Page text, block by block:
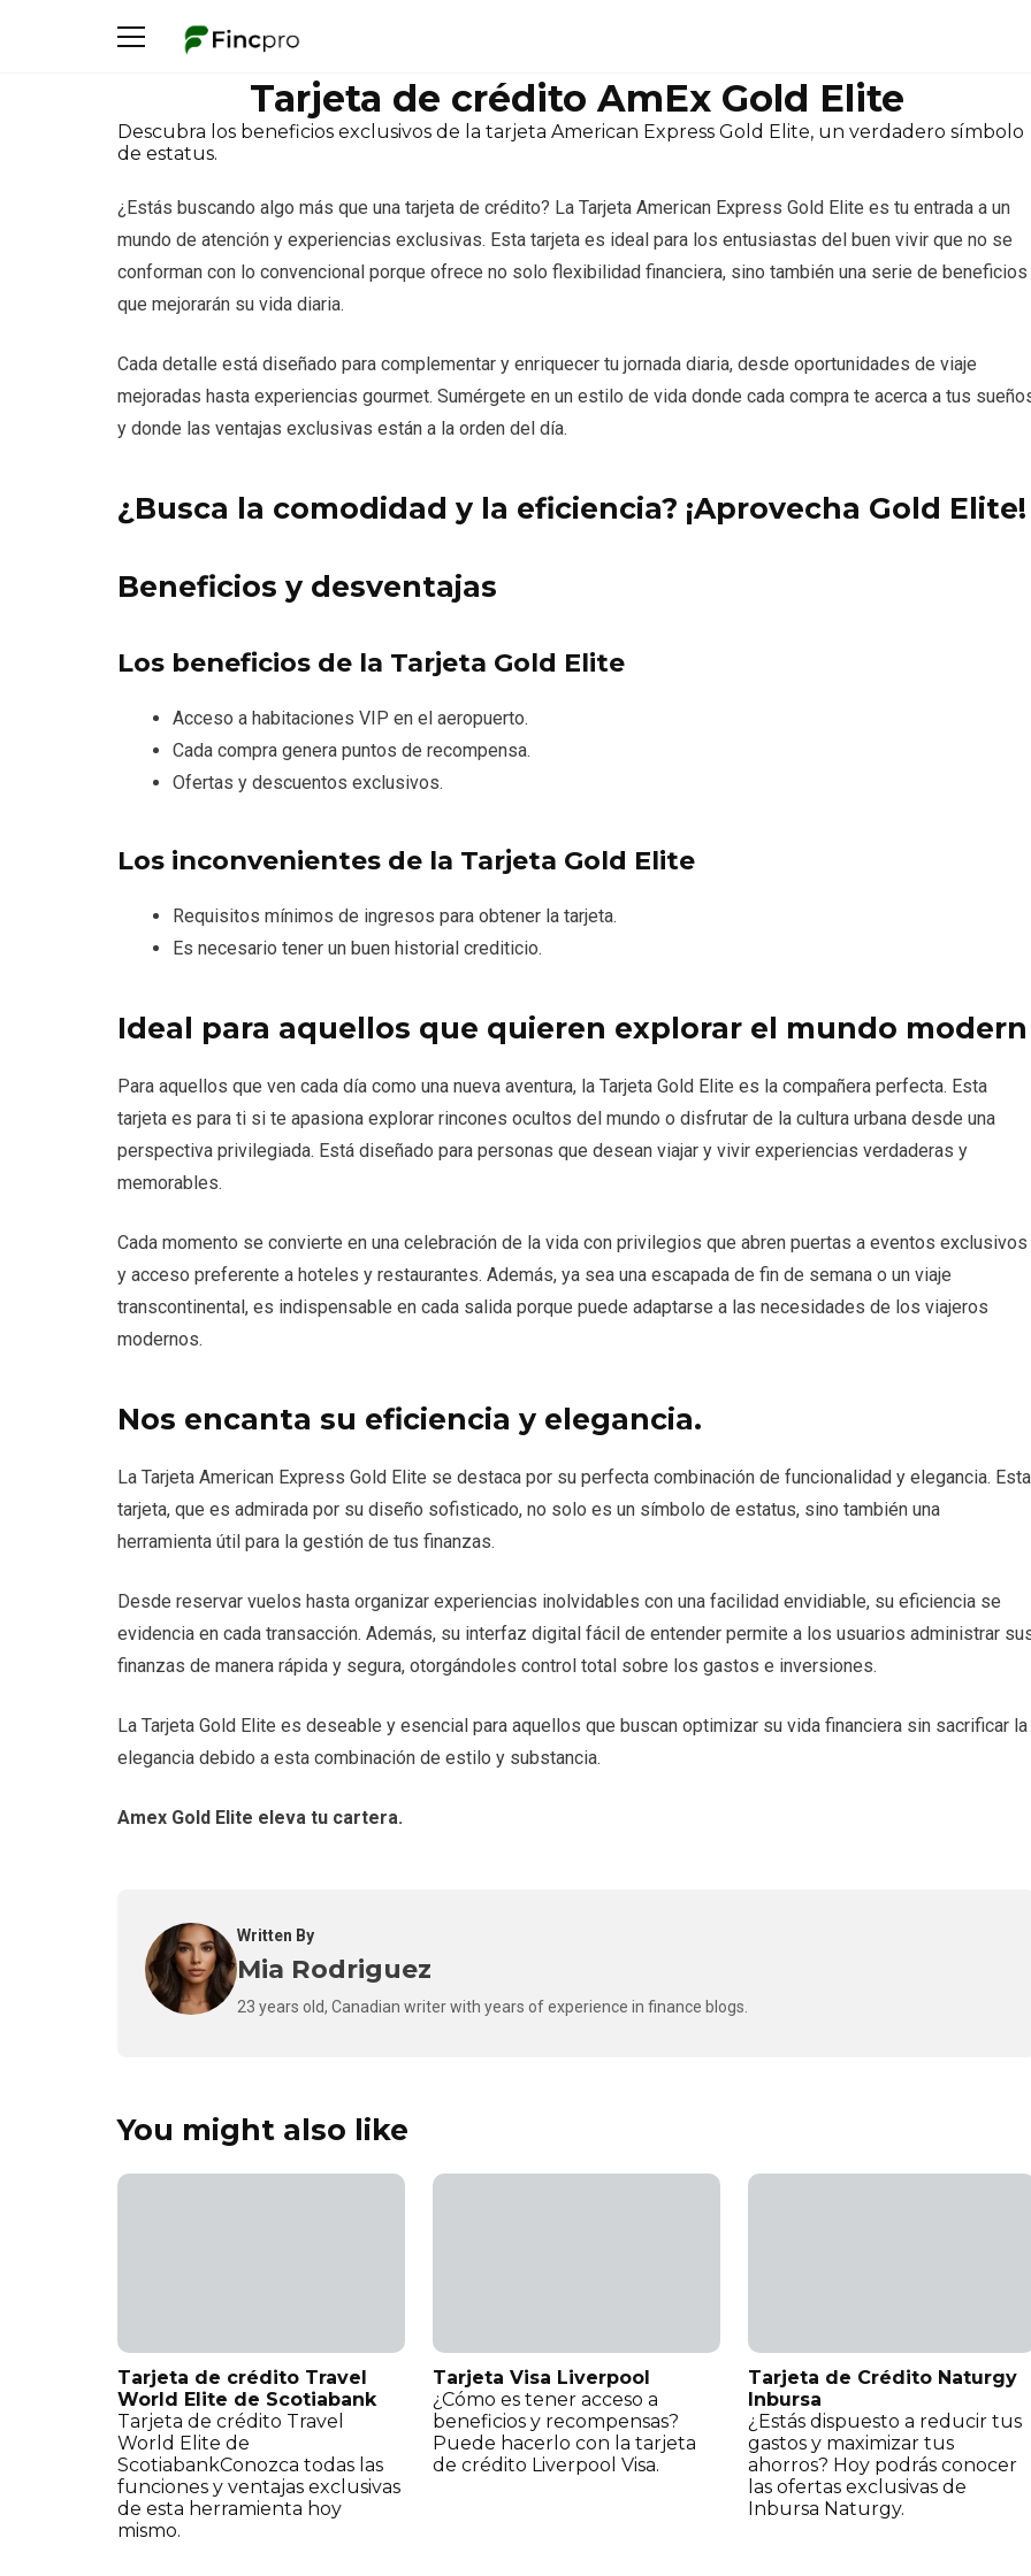
Tarjeta de crédito AmEx Gold Elite
Descubra los beneficios exclusivos de la tarjeta American Express Gold Elite, un verdadero símbolo
de estatus.
¿Estás buscando algo más que una tarjeta de crédito? La Tarjeta American Express Gold Elite es tu entrada a un
mundo de atención y experiencias exclusivas. Esta tarjeta es ideal para los entusiastas del buen vivir que no se
conforman con lo convencional porque ofrece no solo flexibilidad financiera, sino también una serie de beneficios
que mejorarán su vida diaria.
Cada detalle está diseñado para complementar y enriquecer tu jornada diaria, desde oportunidades de viaje
mejoradas hasta experiencias gourmet. Sumérgete en un estilo de vida donde cada compra te acerca a tus
y donde las ventajas exclusivas están a la orden del día.
¿Busca la comodidad y la eficiencia? ¡Aprovecha Gold Elite!
Beneficios y desventajas
Los beneficios de la Tarjeta Gold Elite
Acceso a habitaciones VIP en el aeropuerto.
Cada compra genera puntos de recompensa.
Ofertas y descuentos exclusivos.
Los inconvenientes de la Tarjeta Gold Elite
Requisitos mínimos de ingresos para obtener la tarjeta.
Es necesario tener un buen historial crediticio.
Ideal para aquellos que quieren explorar el mundo modern
Para aquellos que ven cada día como una nueva aventura, la Tarjeta Gold Elite es la compañera perfecta. Esta
tarjeta es para ti si te apasiona explorar rincones ocultos del mundo o disfrutar de la cultura urbana desde una
perspectiva privilegiada. Está diseñado para personas que desean viajar y vivir experiencias verdaderas y
memorables.
Cada momento se convierte en una celebración de la vida con privilegios que abren puertas a eventos exclusivos
y acceso preferente a hoteles y restaurantes. Además, ya sea una escapada de fin de semana o un viaje
transcontinental, es indispensable en cada salida porque puede adaptarse a las necesidades de los viajeros
modernos.
Nos encanta su eficiencia y elegancia.
La Tarjeta American Express Gold Elite se destaca por su perfecta combinación de funcionalidad y elegancia. Esta
tarjeta, que es admirada por su diseño sofisticado, no solo es un símbolo de estatus, sino también una
herramienta útil para la gestión de tus finanzas.
Desde reservar vuelos hasta organizar experiencias inolvidables con una facilidad envidiable, su eficiencia se
evidencia en cada transacción. Además, su interfaz digital fácil de entender permite a los usuarios administrar
finanzas de manera rápida y segura, otorgándoles control total sobre los gastos e inversiones.
La Tarjeta Gold Elite es deseable y esencial para aquellos que buscan optimizar su vida financiera sin sacrificar la
elegancia debido a esta combinación de estilo y substancia.
Amex Gold Elite eleva tu cartera.
Written By
Mia Rodriguez
23 years old, Canadian writer with years of experience in finance blogs.
You might also like
Tarjeta de crédito Travel
World Elite de Scotiabank
Tarjeta de crédito Travel
World Elite de
ScotiabankConozca todas las
funciones y ventajas exclusivas
de esta herramienta hoy
mismo.
Tarjeta Visa Liverpool
¿Cómo es tener acceso a
beneficios y recompensas?
Puede hacerlo con la tarjeta
de crédito Liverpool Visa.
Tarjeta de Crédito Naturgy
Inbursa
¿Estás dispuesto a reducir tus
gastos y maximizar tus
ahorros? Hoy podrás conocer
las ofertas exclusivas de
Inbursa Naturgy.